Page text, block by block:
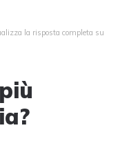
la risposta completa su